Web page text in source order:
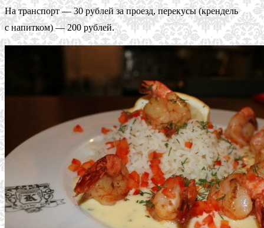
На транспорт — 30 рублей за проезд, перекусы (крендель
с напитком) — 200 рублей.